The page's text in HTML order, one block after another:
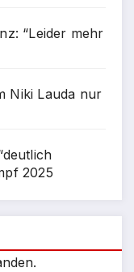
“Leider mehr
Niki Lauda nur
2025